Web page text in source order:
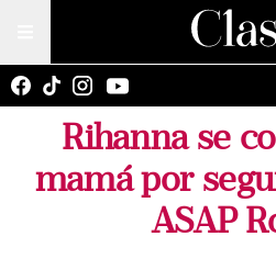
Rihanna se
mamá por
ASAP